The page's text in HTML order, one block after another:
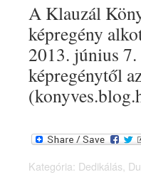
A Klauzál
képregény
2013. június
képregénytől
Kategória: Dedikálás